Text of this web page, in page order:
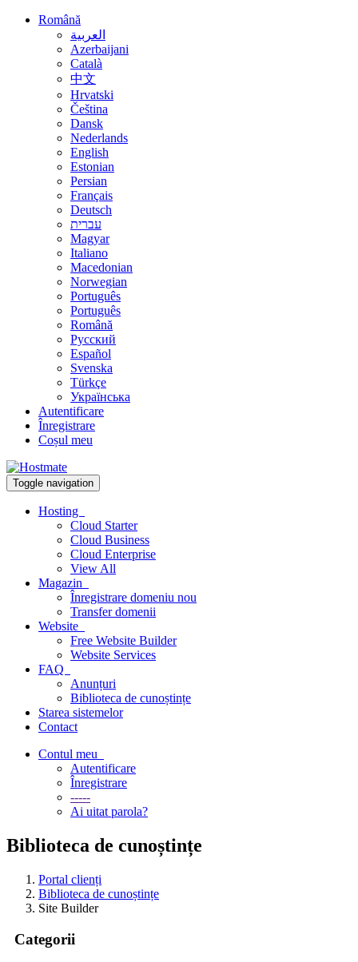
Română
العربية
Azerbaijani
Català
中文
Hrvatski
Čeština
Dansk
Nederlands
English
Estonian
Persian
Français
Deutsch
עברית
Magyar
Italiano
Macedonian
Norwegian
Português
Português
Română
Русский
Español
Svenska
Türkçe
Українська
Autentificare
Înregistrare
Coșul meu
Toggle navigation
Hosting
Cloud Starter
Cloud Business
Cloud Enterprise
View All
Magazin
Înregistrare domeniu nou
Transfer domenii
Website
Free Website Builder
Website Services
FAQ
Anunțuri
Biblioteca de cunoștințe
Starea sistemelor
Contact
Contul meu
Autentificare
Înregistrare
-----
Ai uitat parola?
Biblioteca de cunoștințe
Portal clienți
Biblioteca de cunoștințe
Site Builder
Categorii